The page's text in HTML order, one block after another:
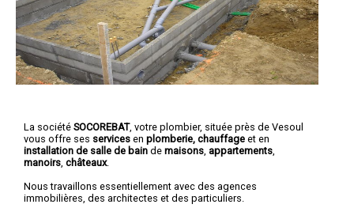
La société SOCOREBAT, votre plombier, située près de Vesoul
vous offre ses services en plomberie, chauffage et en
installation de salle de bain de maisons appartements
manoirs châteaux.
Nous travaillons essentiellement avec des agences
immobilières, des architectes et des particuliers.